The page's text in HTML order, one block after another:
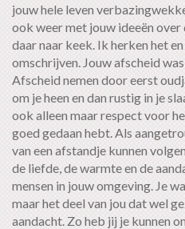
jouw hele leven
ook weer met jouw ideeën
daar naar keek. Ik herken het
omschrijven. Jouw afscheid
Afscheid nemen door eerst
om je heen en dan rustig in je
ook alleen maar respect voor
goed gedaan hebt. Als
van een afstandje kunnen
de liefde, de warmte en de
mensen in jouw omgeving. Je
maar het deel van jou dat wel
aandacht. Zo heb jij je kunnen